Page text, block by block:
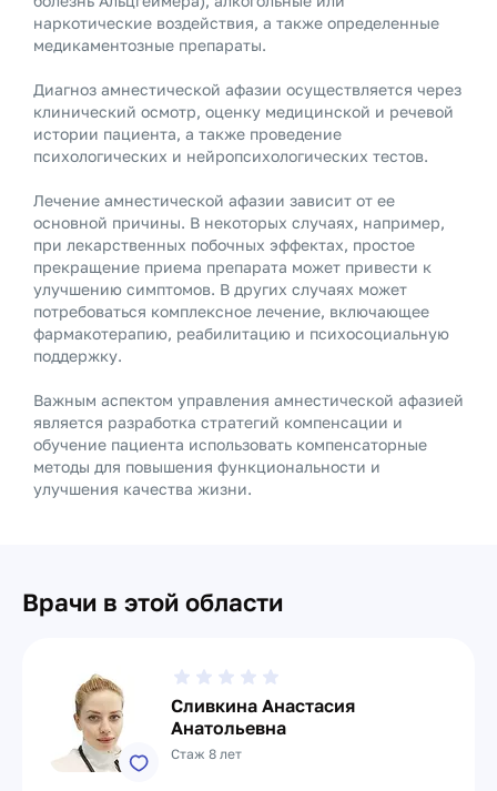
наркотические воздействия, а также определенные
медикаментозные препараты.
Диагноз амнестической афазии осуществляется через
клинический осмотр, оценку медицинской и речевой
истории пациента, а также проведение
психологических и нейропсихологических тестов.
Лечение амнестической афазии зависит от ее
основной причины. В некоторых случаях, например,
при лекарственных побочных эффектах, простое
прекращение приема препарата может привести к
улучшению симптомов. В других случаях может
потребоваться комплексное лечение, включающее
фармакотерапию, реабилитацию и психосоциальную
поддержку.
Важным аспектом управления амнестической афазией
является разработка стратегий компенсации и
обучение пациента использовать компенсаторные
методы для повышения функциональности и
улучшения качества жизни.
Врачи в этой области
Сливкина Анастасия
Анатольевна
Стаж 8 лет